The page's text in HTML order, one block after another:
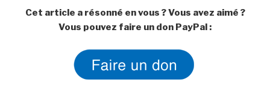
Cet article a résonné en vous ? Vous avez aimé ?
Vous pouvez faire un don PayPal :